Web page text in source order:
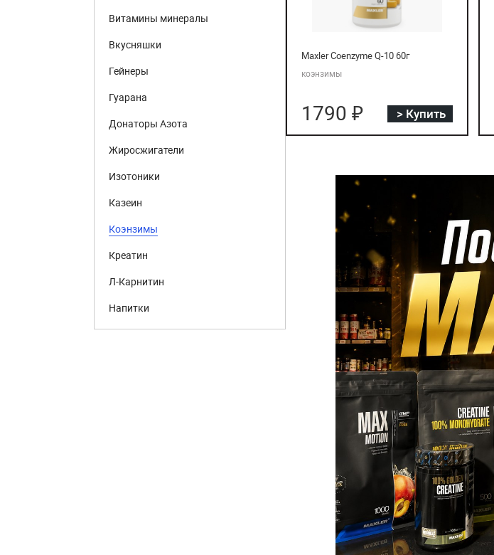
Витамины минералы
Вкусняшки
Гейнеры
Гуарана
Донаторы Азота
Жиросжигатели
Изотоники
Казеин
Коэнзимы
Креатин
Л-Карнитин
Напитки
Ноотропы
Maxler Coenzyme Q-10 60г
коэнзимы
1790 ₽ > Купить